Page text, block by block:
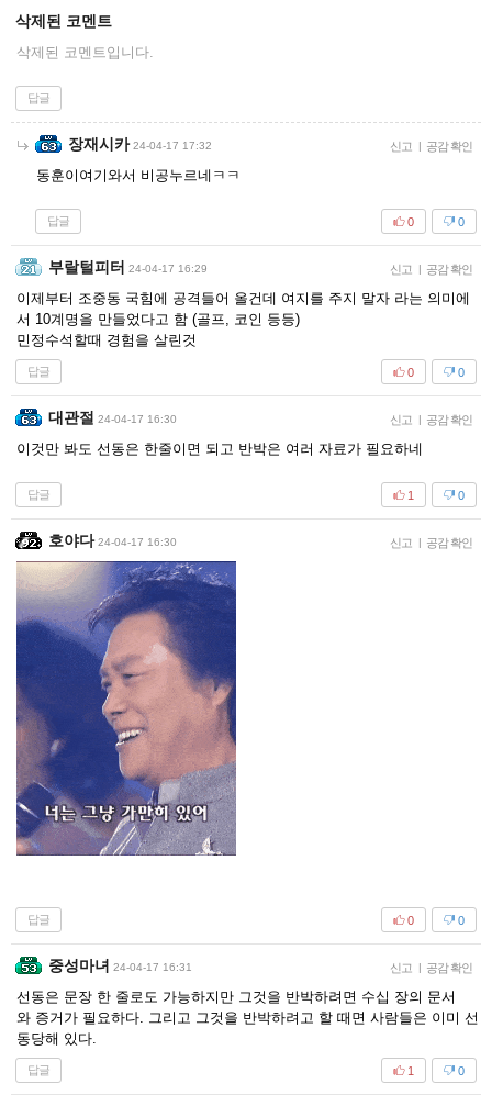
삭제된 코멘트
삭제된 코멘트입니다.
답글
장재시카 24-04-17 17:32 신고 | 공감 확인
동훈이여기와서 비공누르네ㅋㅋ
답글 0
0
부랄털피터 24-04-17 16:29 신고 | 공감 확인
이제부터 조중동 국힘에 공격들어 올건데 여지를 주지 말자 라는 의미에
서 10계명을 만들었다고 함 (골프, 코인 등등)
민정수석할때 경험을 살린것
답글 0
0
대관절 24-04-17 16:30 신고 | 공감 확인
이것만 봐도 선동은 한줄이면 되고 반박은 여러 자료가 필요하네
답글 0
1
호야다 24-04-17 16:30 신고 | 공감 확인
답글 0
0
중성마녀 24-04-17 16:31 신고 | 공감 확인
선동은 문장 한 줄로도 가능하지만 그것을 반박하려면 수십 장의 문서
와 증거가 필요하다. 그리고 그것을 반박하려고 할 때면 사람들은 이미 선
동당해 있다.
답글 0
1